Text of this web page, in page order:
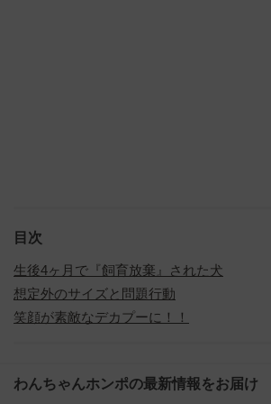
目次
生後4ヶ月で『飼育放棄』された犬
想定外のサイズと問題行動
笑顔が素敵なデカプーに！！
わんちゃんホンポの最新情報をお届け